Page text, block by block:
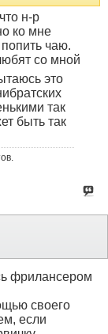
н-р
ко мне
попить чаю.
со мной
это
так
быть так
фрилансером
своего
если